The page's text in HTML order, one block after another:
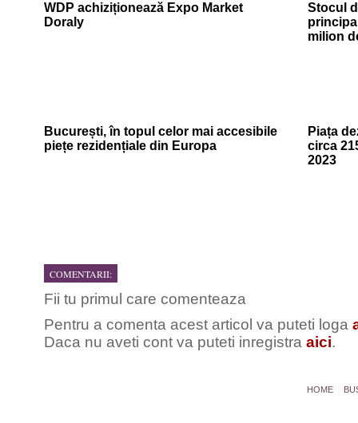
WDP achiziționează Expo Market
Doraly
Stocul
milion
București, în topul celor mai accesibile
piețe rezidențiale din Europa
Piața
circa
2023
COMENTARII:
Fii tu primul care comenteaza
Pentru a comenta acest articol va puteti loga
Daca nu aveti cont va puteti inregistra aici.
HOME